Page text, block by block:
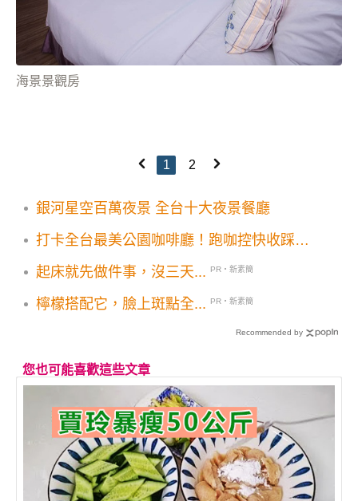
海景景觀房
1 2
銀河星空百萬夜景 全台十大夜景餐廳
打卡全台最美公園咖啡廳！跑咖控快收踩點
起床就先做件事，沒三天...
PR・新素簡
檸檬搭配它，臉上斑點全... PR・新素簡
Recommended by
您也可能喜歡這些文章